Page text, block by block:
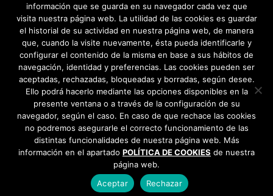
información que se guarda en su navegador cada vez que
visita nuestra página web. La utilidad de las cookies es guardar
el historial de su actividad en nuestra página web, de manera
que, cuando la visite nuevamente, ésta pueda identificarle y
configurar el contenido de la misma en base a sus hábitos de
navegación, identidad y preferencias. Las cookies pueden ser
aceptadas, rechazadas, bloqueadas y borradas, según desee.
Ello podrá hacerlo mediante las opciones disponibles en la
presente ventana o a través de la configuración de su
navegador, según el caso. En caso de que rechace las cookies
no podremos asegurarle el correcto funcionamiento de las
distintas funcionalidades de nuestra página web. Más
información en el apartado POLÍTICA DE COOKIES de nuestra
página web.
Aceptar
Rechazar